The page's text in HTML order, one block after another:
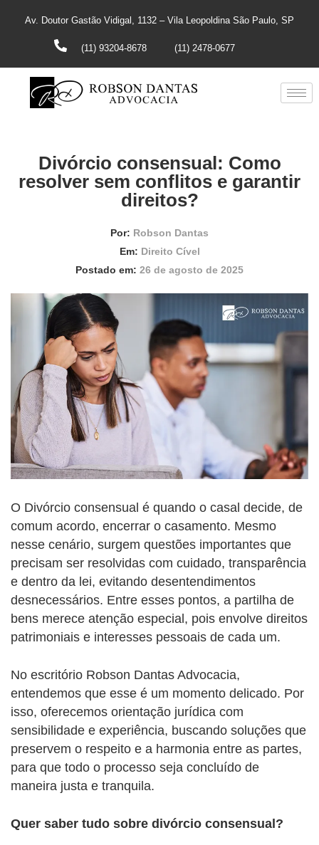
Av. Doutor Gastão Vidigal, 1132 – Vila Leopoldina São Paulo, SP
(11) 93204-8678 (11) 2478-0677
Divórcio consensual: Como
resolver sem conflitos e garantir
direitos?
Por: Robson Dantas
Em: Direito Cível
Postado em: 26 de agosto de 2025
O Divórcio consensual é quando o casal decide, de
comum acordo, encerrar o casamento. Mesmo
nesse cenário, surgem questões importantes que
precisam ser resolvidas com cuidado, transparência
e dentro da lei, evitando desentendimentos
desnecessários. Entre esses pontos, a partilha de
bens merece atenção especial, pois envolve direitos
patrimoniais e interesses pessoais de cada um.
No escritório Robson Dantas Advocacia,
entendemos que esse é um momento delicado. Por
isso, oferecemos orientação jurídica com
sensibilidade e experiência, buscando soluções que
preservem o respeito e a harmonia entre as partes,
para que todo o processo seja concluído de
maneira justa e tranquila.
Quer saber tudo sobre divórcio consensual?